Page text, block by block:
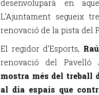
desenvoluparà en
L’Ajuntament segueix
renovació de la pista del
El regidor d’Esports,
renovació del Pavelló
mostra més del treball
al dia espais que